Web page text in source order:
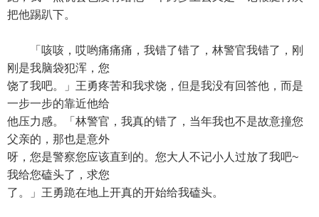
把他踢趴下。
「咳咳，哎哟痛痛痛，我错了错了，林警官我错了，刚
刚是我脑袋犯浑，您
饶了我吧。」王勇疼苦和我求饶，但是我没有回答他，而是
一步一步的靠近他给
他压力感。「林警官，我真的错了，当年我也不是故意撞您
父亲的，那也是意外
呀，您是警察您应该直到的。您大人不记小人过放了我吧~
我给您磕头了，求您
了。」王勇跪在地上开真的开始给我磕头。